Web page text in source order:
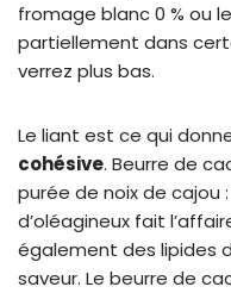
fromage blanc 0 % ou
partiellement dans
verrez plus bas.
Le liant est ce qui
cohésive. Beurre de
purée de noix de cajou
d’oléagineux fait
également des lipides
saveur. Le beurre de